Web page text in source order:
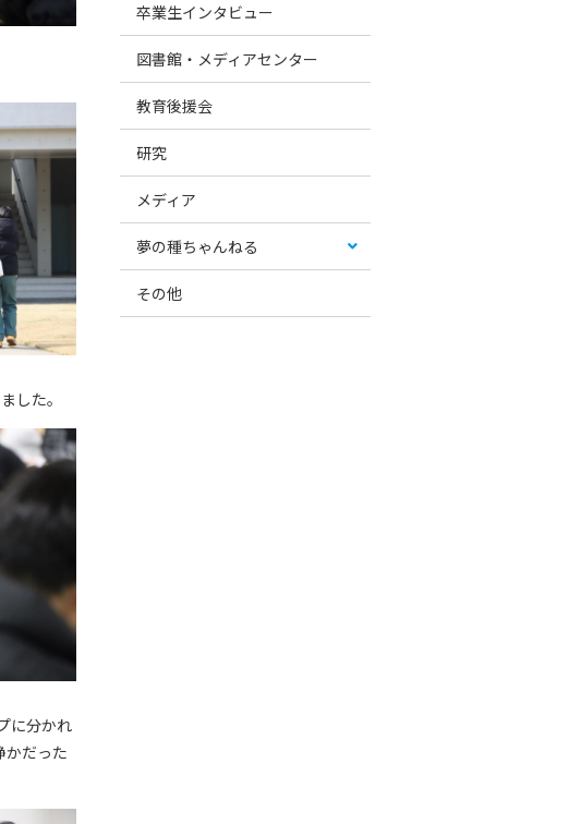
した。
に分かれ
かだった
卒業生インタビュー
図書館・メディアセンター
教育後援会
研究
メディア
夢の種ちゃんねる
その他